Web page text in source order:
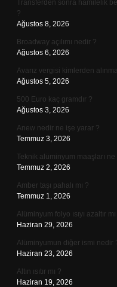
Transferden sonra hamilelik
?
Ağustos 8, 2026
Broadway açılımı nedir ?
Ağustos 6, 2026
Avarız vergisi kimlerden
Ağustos 5, 2026
500 Euro kaç gramdır ?
Ağustos 3, 2026
Anew nedir ne işe yarar ?
Temmuz 3, 2026
Teknik alüminyum maaşları
Temmuz 2, 2026
Amber taşı pahalı mı ?
Temmuz 1, 2026
Alüminyum folyo ısıyı azaltır mı
Haziran 29, 2026
Alüminyumun diğer ismi nedir
Haziran 23, 2026
Altın ısıtır mı ?
Haziran 19, 2026